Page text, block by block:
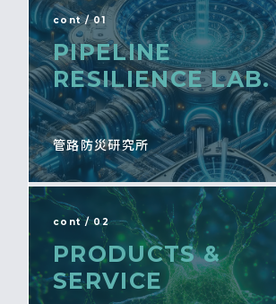
cont / 01
PIPELINE
RESILIENCE LAB.
管路防災研究所
cont / 02
PRODUCTS &
SERVICE